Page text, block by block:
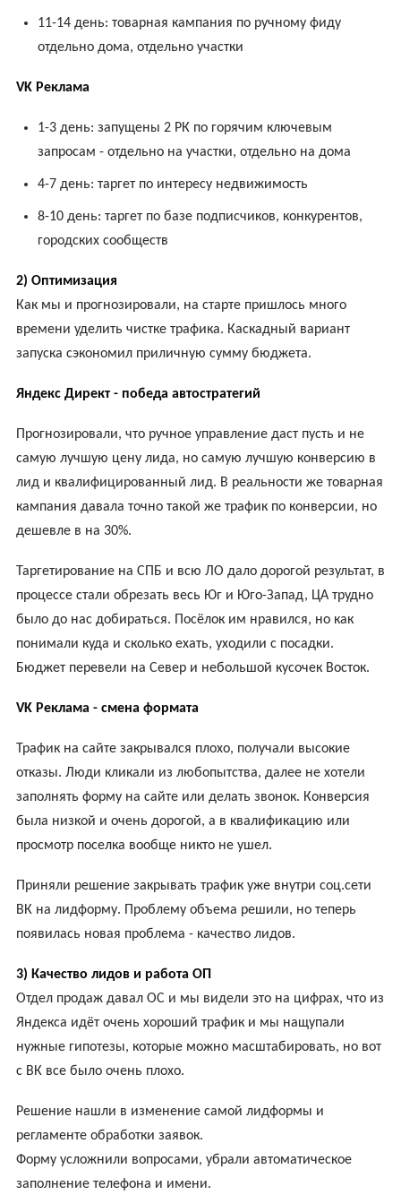
11-14 день: товарная кампания по ручному фиду
отдельно дома, отдельно участки
VK Реклама
1-3 день: запущены 2 РК по горячим ключевым
запросам - отдельно на участки, отдельно на дома
4-7 день: таргет по интересу недвижимость
8-10 день: таргет по базе подписчиков, конкурентов,
городских сообществ
2) Оптимизация
Как мы и прогнозировали, на старте пришлось много
времени уделить чистке трафика. Каскадный вариант
запуска сэкономил приличную сумму бюджета.
Яндекс Директ - победа автостратегий
Прогнозировали, что ручное управление даст пусть и не
самую лучшую цену лида, но самую лучшую конверсию в
лид и квалифицированный лид. В реальности же товарная
кампания давала точно такой же трафик по конверсии, но
дешевле в на 30%.
Таргетирование на СПБ и всю ЛО дало дорогой результат, в
процессе стали обрезать весь Юг и Юго-Запад, ЦА трудно
было до нас добираться. Посёлок им нравился, но как
понимали куда и сколько ехать, уходили с посадки.
Бюджет перевели на Север и небольшой кусочек Восток.
VK Реклама - смена формата
Трафик на сайте закрывался плохо, получали высокие
отказы. Люди кликали из любопытства, далее не хотели
заполнять форму на сайте или делать звонок. Конверсия
была низкой и очень дорогой, а в квалификацию или
просмотр поселка вообще никто не ушел.
Приняли решение закрывать трафик уже внутри соц.сети
ВК на лидформу. Проблему объема решили, но теперь
появилась новая проблема - качество лидов.
3) Качество лидов и работа ОП
Отдел продаж давал ОС и мы видели это на цифрах, что из
Яндекса идёт очень хороший трафик и мы нащупали
нужные гипотезы, которые можно масштабировать, но вот
с ВК все было очень плохо.
Решение нашли в изменение самой лидформы и
регламенте обработки заявок.
Форму усложнили вопросами, убрали автоматическое
заполнение телефона и имени.